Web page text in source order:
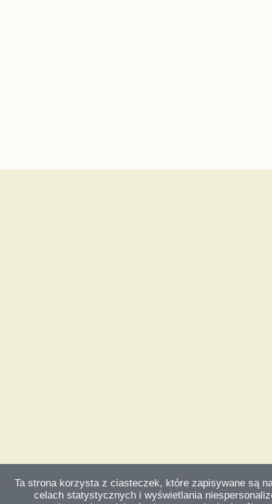
Ta strona korzysta z ciasteczek, które zapisywane są
celach statystycznych i wyświetlania